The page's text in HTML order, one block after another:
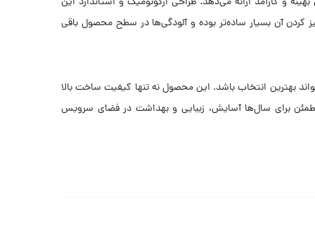
آن بسیار ساده‌تر بوده و آلودگی‌ها در سطح محصول باقی
بهترین انتخاب باشد. این محصول نه تنها کیفیت ساخت بالا
مطمئن برای سال‌ها آسایش، زیبایی و بهداشت در فضای سرویس